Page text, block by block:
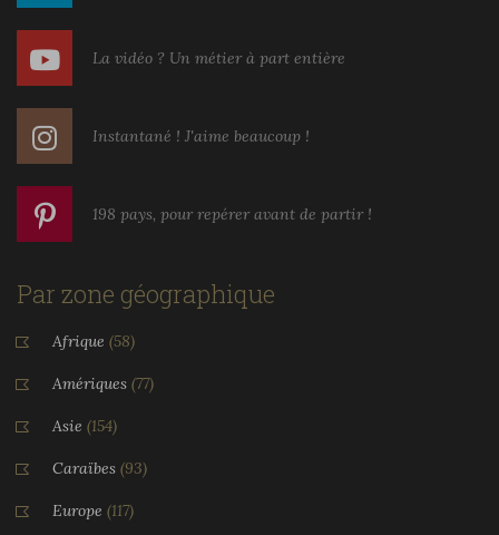
La vidéo ? Un métier à part entière
Instantané ! J'aime beaucoup !
198 pays, pour repérer avant de partir !
Par zone géographique
Afrique (58)
Amériques (77)
Asie (154)
Caraïbes (93)
Europe (117)